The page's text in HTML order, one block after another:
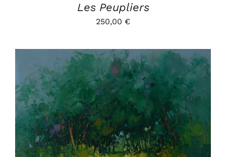
Les Peupliers
250,00 €
AJOUTER AU PANIER
/
DÉTAILS